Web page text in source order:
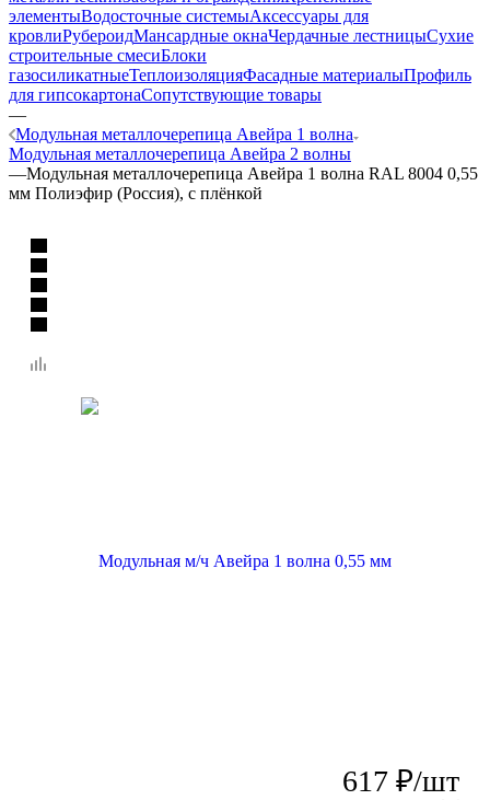
элементыВодосточные системыАксессуары для
кровлиРубероидМансардные окнаЧердачные лестницыСухие
строительные смесиБлоки
газосиликатныеТеплоизоляцияФасадные материалыПрофиль
для гипсокартонаСопутствующие товары
—
Модульная металлочерепица Авейра 1 волна
Модульная металлочерепица Авейра 2 волны
—Модульная металлочерепица Авейра 1 волна RAL 8004 0,55
мм Полиэфир (Россия), с плёнкой
617 ₽/шт